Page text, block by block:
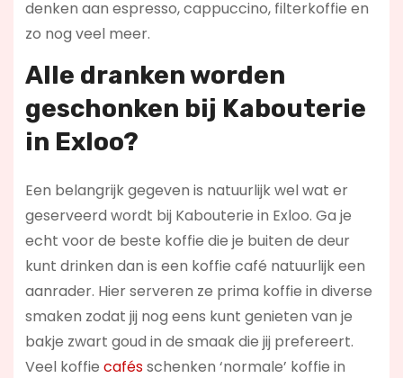
denken aan espresso, cappuccino, filterkoffie en
zo nog veel meer.
Alle dranken worden
geschonken bij Kabouterie
in Exloo?
Een belangrijk gegeven is natuurlijk wel wat er
geserveerd wordt bij Kabouterie in Exloo. Ga je
echt voor de beste koffie die je buiten de deur
kunt drinken dan is een koffie café natuurlijk een
aanrader. Hier serveren ze prima koffie in diverse
smaken zodat jij nog eens kunt genieten van je
bakje zwart goud in de smaak die jij prefereert.
Veel koffie cafésschenken ‘normale’ koffie in